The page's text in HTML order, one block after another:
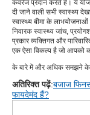
कवरेज प्रदान करते हैं। ये
दी जाने वाली सभी स्वास्थ्य
स्वास्थ्य बीमा के लाभयोजनाओं
निवारक स्वास्थ्य जांच,
प्रकार व्यक्तिगत और
एक ऐसा विकल्प है जो आपको
के बारे में और अधिक समझने के
अतिरिक्त पढ़ें:बजाज
फायदेमंद हैं?